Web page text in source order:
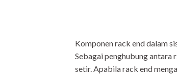
Komponen rack end dalam
Sebagai penghubung antara
setir. Apabila rack end